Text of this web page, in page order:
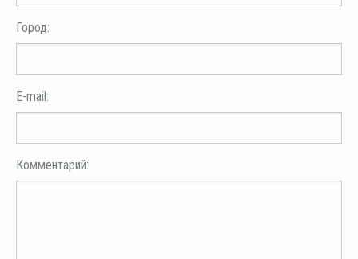
Город:
E-mail:
Комментарий: